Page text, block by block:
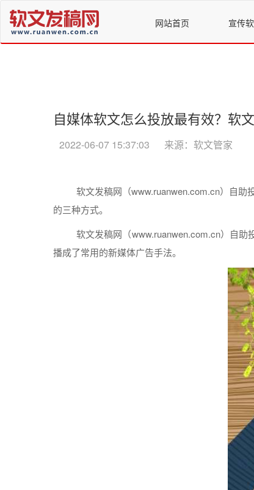
网站首页 宣传
自媒体软文怎么投放最有效？软
2022-06-07 15:37:03 来源：软文管家
软文发稿网（www.ruanwen.com.cn）自助
的三种方式。
软文发稿网（www.ruanwen.com.cn）自助
播成了常用的新媒体广告手法。